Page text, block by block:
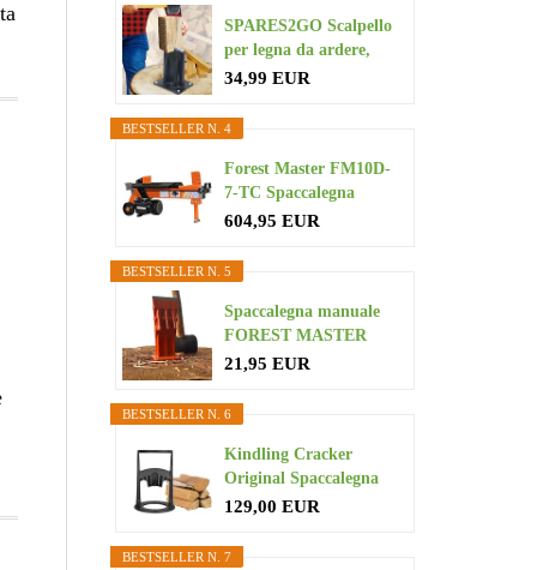
SPARES2GO Scalpello
per legna da ardere,
grande...
34,99 EUR
BESTSELLER N. 4
Forest Master FM10D-
7-TC Spaccalegna
elettrico...
604,95 EUR
BESTSELLER N. 5
Spaccalegna manuale
FOREST MASTER
USAB da 7" per...
21,95 EUR
BESTSELLER N. 6
Kindling Cracker
Original Spaccalegna
Robusto...
129,00 EUR
BESTSELLER N. 7